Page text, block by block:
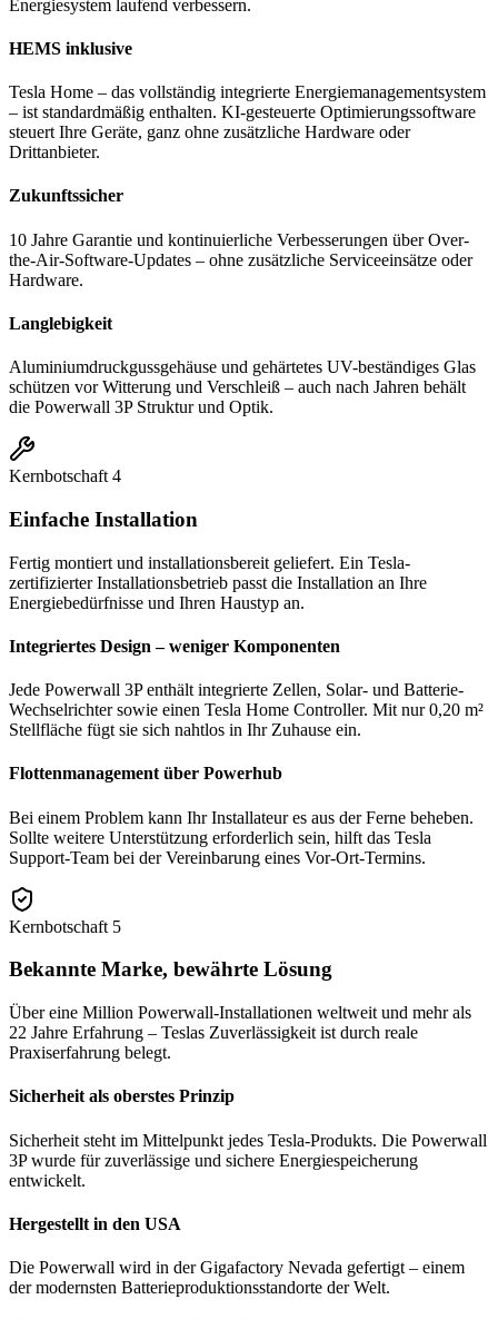
Energiesystem laufend verbessern.
HEMS inklusive
Tesla Home – das vollständig integrierte Energiemanagementsystem
– ist standardmäßig enthalten. KI-gesteuerte Optimierungssoftware
steuert Ihre Geräte, ganz ohne zusätzliche Hardware oder
Drittanbieter.
Zukunftssicher
10 Jahre Garantie und kontinuierliche Verbesserungen über Over-
the-Air-Software-Updates – ohne zusätzliche Serviceeinsätze oder
Hardware.
Langlebigkeit
Aluminiumdruckgussgehäuse und gehärtetes UV-beständiges Glas
schützen vor Witterung und Verschleiß – auch nach Jahren behält
die Powerwall 3P Struktur und Optik.
Kernbotschaft 4
Einfache Installation
Fertig montiert und installationsbereit geliefert. Ein Tesla-
zertifizierter Installationsbetrieb passt die Installation an Ihre
Energiebedürfnisse und Ihren Haustyp an.
Integriertes Design – weniger Komponenten
Jede Powerwall 3P enthält integrierte Zellen, Solar- und Batterie-
Wechselrichter sowie einen Tesla Home Controller. Mit nur 0,20 m²
Stellfläche fügt sie sich nahtlos in Ihr Zuhause ein.
Flottenmanagement über Powerhub
Bei einem Problem kann Ihr Installateur es aus der Ferne beheben.
Sollte weitere Unterstützung erforderlich sein, hilft das Tesla
Support-Team bei der Vereinbarung eines Vor-Ort-Termins.
Kernbotschaft 5
Bekannte Marke, bewährte Lösung
Über eine Million Powerwall-Installationen weltweit und mehr als
22 Jahre Erfahrung – Teslas Zuverlässigkeit ist durch reale
Praxiserfahrung belegt.
Sicherheit als oberstes Prinzip
Sicherheit steht im Mittelpunkt jedes Tesla-Produkts. Die Powerwall
3P wurde für zuverlässige und sichere Energiespeicherung
entwickelt.
Hergestellt in den USA
Die Powerwall wird in der Gigafactory Nevada gefertigt – einem
der modernsten Batterieproduktionsstandorte der Welt.